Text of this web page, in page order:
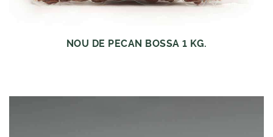
NOU DE PECAN BOSSA 1 KG.